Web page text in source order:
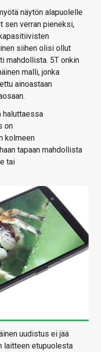
näytön alapuolelle
sen verran pieneksi,
siihen olisi ollut
mahdollista. 5T onkin
malli, jonka
ainoastaan
haluttaessa
on
kolmeen
tapaan mahdollista
tai
uudistus ei jää
laitteen etupuolesta